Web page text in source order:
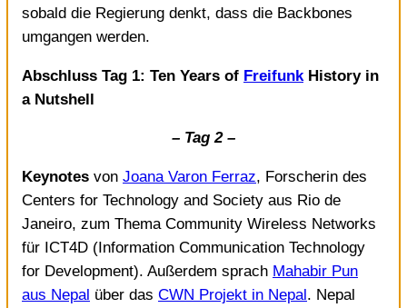
sobald die Regierung denkt, dass die Backbones
umgangen werden.
Abschluss Tag 1: Ten Years of Freifunk History in
a Nutshell
– Tag 2 –
Keynotes von Joana Varon Ferraz, Forscherin des
Centers for Technology and Society aus Rio de
Janeiro, zum Thema Community Wireless Networks
für ICT4D (Information Communication Technology
for Development). Außerdem sprach Mahabir Pun
aus Nepal über das CWN Projekt in Nepal. Nepal